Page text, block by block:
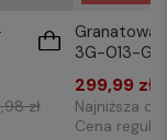
zł
Granatowa
3G-013-G-
299,99 zł
Najniższa
Cena